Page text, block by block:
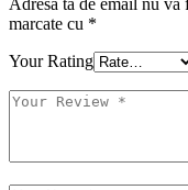
marcate cu *
Your Rating